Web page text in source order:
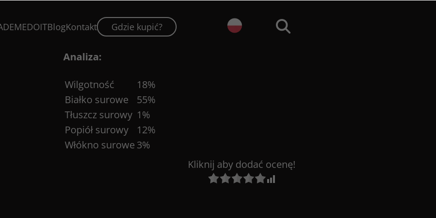
BlogKontakt Gdzie kupić?
Skład:
skóra ryby 100%.
Analiza:
Wilgotność
18%
Białko surowe
55%
Tłuszcz surowy 1%
Popiół surowy
12%
Włókno surowe 3%
Kliknij aby dodać ocenę!